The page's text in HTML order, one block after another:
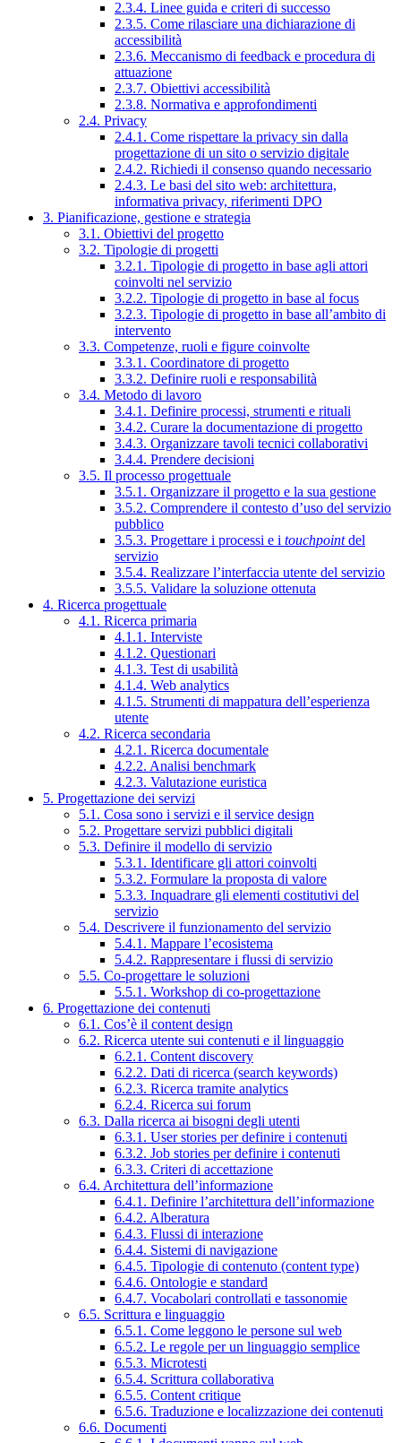
2.3.4. Linee guida e criteri di successo
2.3.5. Come rilasciare una dichiarazione di
accessibilità
2.3.6. Meccanismo di feedback e procedura di
attuazione
2.3.7. Obiettivi accessibilità
2.3.8. Normativa e approfondimenti
2.4. Privacy
2.4.1. Come rispettare la privacy sin dalla
progettazione di un sito o servizio digitale
2.4.2. Richiedi il consenso quando necessario
2.4.3. Le basi del sito web: architettura,
informativa privacy, riferimenti DPO
3. Pianificazione, gestione e strategia
3.1. Obiettivi del progetto
3.2. Tipologie di progetti
3.2.1. Tipologie di progetto in base agli attori
coinvolti nel servizio
3.2.2. Tipologie di progetto in base al focus
3.2.3. Tipologie di progetto in base all’ambito di
intervento
3.3. Competenze, ruoli e figure coinvolte
3.3.1. Coordinatore di progetto
3.3.2. Definire ruoli e responsabilità
3.4. Metodo di lavoro
3.4.1. Definire processi, strumenti e rituali
3.4.2. Curare la documentazione di progetto
3.4.3. Organizzare tavoli tecnici collaborativi
3.4.4. Prendere decisioni
3.5. Il processo progettuale
3.5.1. Organizzare il progetto e la sua gestione
3.5.2. Comprendere il contesto d’uso del servizio
pubblico
3.5.3. Progettare i processi e i touchpointdel
servizio
3.5.4. Realizzare l’interfaccia utente del servizio
3.5.5. Validare la soluzione ottenuta
4. Ricerca progettuale
4.1. Ricerca primaria
4.1.1. Interviste
4.1.2. Questionari
4.1.3. Test di usabilità
4.1.4. Web analytics
4.1.5. Strumenti di mappatura dell’esperienza
utente
4.2. Ricerca secondaria
4.2.1. Ricerca documentale
4.2.2. Analisi benchmark
4.2.3. Valutazione euristica
5. Progettazione dei servizi
5.1. Cosa sono i servizi e il service design
5.2. Progettare servizi pubblici digitali
5.3. Definire il modello di servizio
5.3.1. Identificare gli attori coinvolti
5.3.2. Formulare la proposta di valore
5.3.3. Inquadrare gli elementi costitutivi del
servizio
5.4. Descrivere il funzionamento del servizio
5.4.1. Mappare l’ecosistema
5.4.2. Rappresentare i flussi di servizio
5.5. Co-progettare le soluzioni
5.5.1. Workshop di co-progettazione
6. Progettazione dei contenuti
6.1. Cos’è il content design
6.2. Ricerca utente sui contenuti e il linguaggio
6.2.1. Content discovery
6.2.2. Dati di ricerca (search keywords)
6.2.3. Ricerca tramite analytics
6.2.4. Ricerca sui forum
6.3. Dalla ricerca ai bisogni degli utenti
6.3.1. User stories per definire i contenuti
6.3.2. Job stories per definire i contenuti
6.3.3. Criteri di accettazione
6.4. Architettura dell’informazione
6.4.1. Definire l’architettura dell’informazione
6.4.2. Alberatura
6.4.3. Flussi di interazione
6.4.4. Sistemi di navigazione
6.4.5. Tipologie di contenuto (content type)
6.4.6. Ontologie e standard
6.4.7. Vocabolari controllati e tassonomie
6.5. Scrittura e linguaggio
6.5.1. Come leggono le persone sul web
6.5.2. Le regole per un linguaggio semplice
6.5.3. Microtesti
6.5.4. Scrittura collaborativa
6.5.5. Content critique
6.5.6. Traduzione e localizzazione dei contenuti
6.6. Documenti